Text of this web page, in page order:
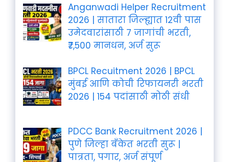
Anganwadi Helper Recruitment
2026 | सातारा जिल्ह्यात 12वी पास
उमेदवारांसाठी 7 जागांची भरती,
₹7,500 मानधन, अर्ज सुरू
BPCL Recuitment 2026 | BPCL
मुंबई आणि कोची रिफायनरी भरती
2026 | 154 पदांसाठी मोठी संधी
PDCC Bank Recruitment 2026 |
पुणे जिल्हा बँकेत भरती सुरू |
पात्रता, पगार, अर्ज संपूर्ण